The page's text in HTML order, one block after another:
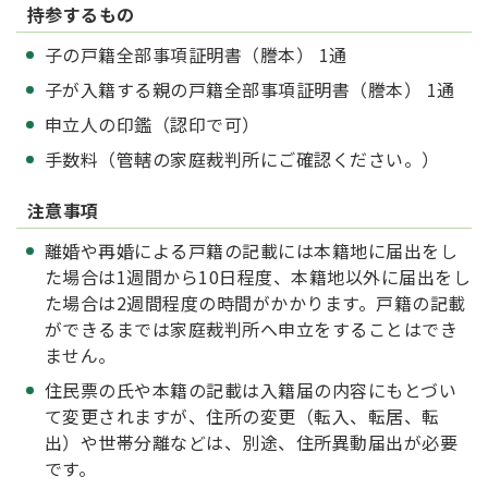
持参するもの
子の戸籍全部事項証明書（謄本） 1通
子が入籍する親の戸籍全部事項証明書（謄本） 1通
申立人の印鑑（認印で可）
手数料（管轄の家庭裁判所にご確認ください。）
注意事項
離婚や再婚による戸籍の記載には本籍地に届出をし
た場合は1週間から10日程度、本籍地以外に届出をし
た場合は2週間程度の時間がかかります。戸籍の記載
ができるまでは家庭裁判所へ申立をすることはでき
ません。
住民票の氏や本籍の記載は入籍届の内容にもとづい
て変更されますが、住所の変更（転入、転居、転
出）や世帯分離などは、別途、住所異動届出が必要
です。